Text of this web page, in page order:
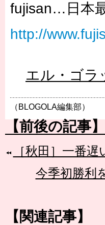
fujisan…日本
http://
エル・ゴラ
（BLOGOLA編集部）
【前後の記事】
［秋田］一番
今季初勝利
【関連記事】